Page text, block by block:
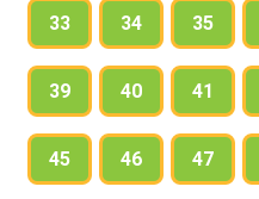
33 34 35
39 40 41
45 46 47